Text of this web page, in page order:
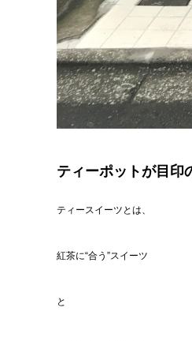
ティーポットが目印
ティースイーツとは、
紅茶に“合う”スイーツ
と